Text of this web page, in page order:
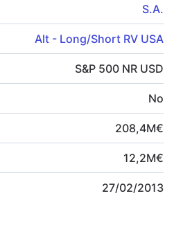
S.A.
Alt - Long/Short RV USA
S&P 500 NR USD
No
208,4M€
12,2M€
27/02/2013